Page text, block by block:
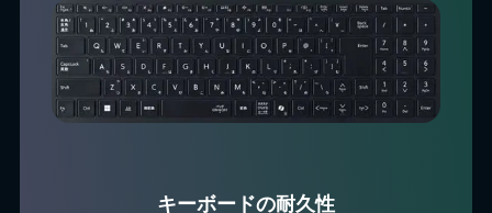
キーボードの耐久性